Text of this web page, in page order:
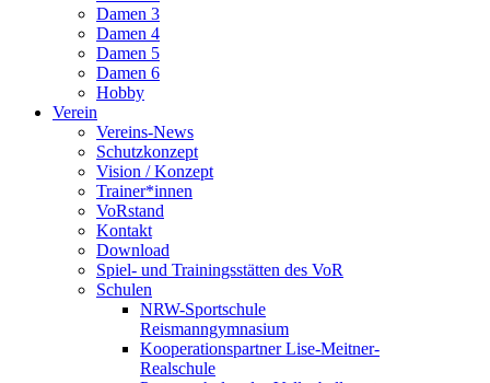
Damen 3
Damen 4
Damen 5
Damen 6
Hobby
Verein
Vereins-News
Schutzkonzept
Vision / Konzept
Trainer*innen
VoRstand
Kontakt
Download
Spiel- und Trainingsstätten des VoR
Schulen
NRW-Sportschule
Reismanngymnasium
Kooperationspartner Lise-Meitner-
Realschule